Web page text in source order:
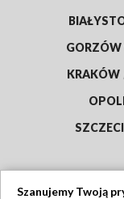
GORZÓW
KRAKÓW
Szanujemy Twoją